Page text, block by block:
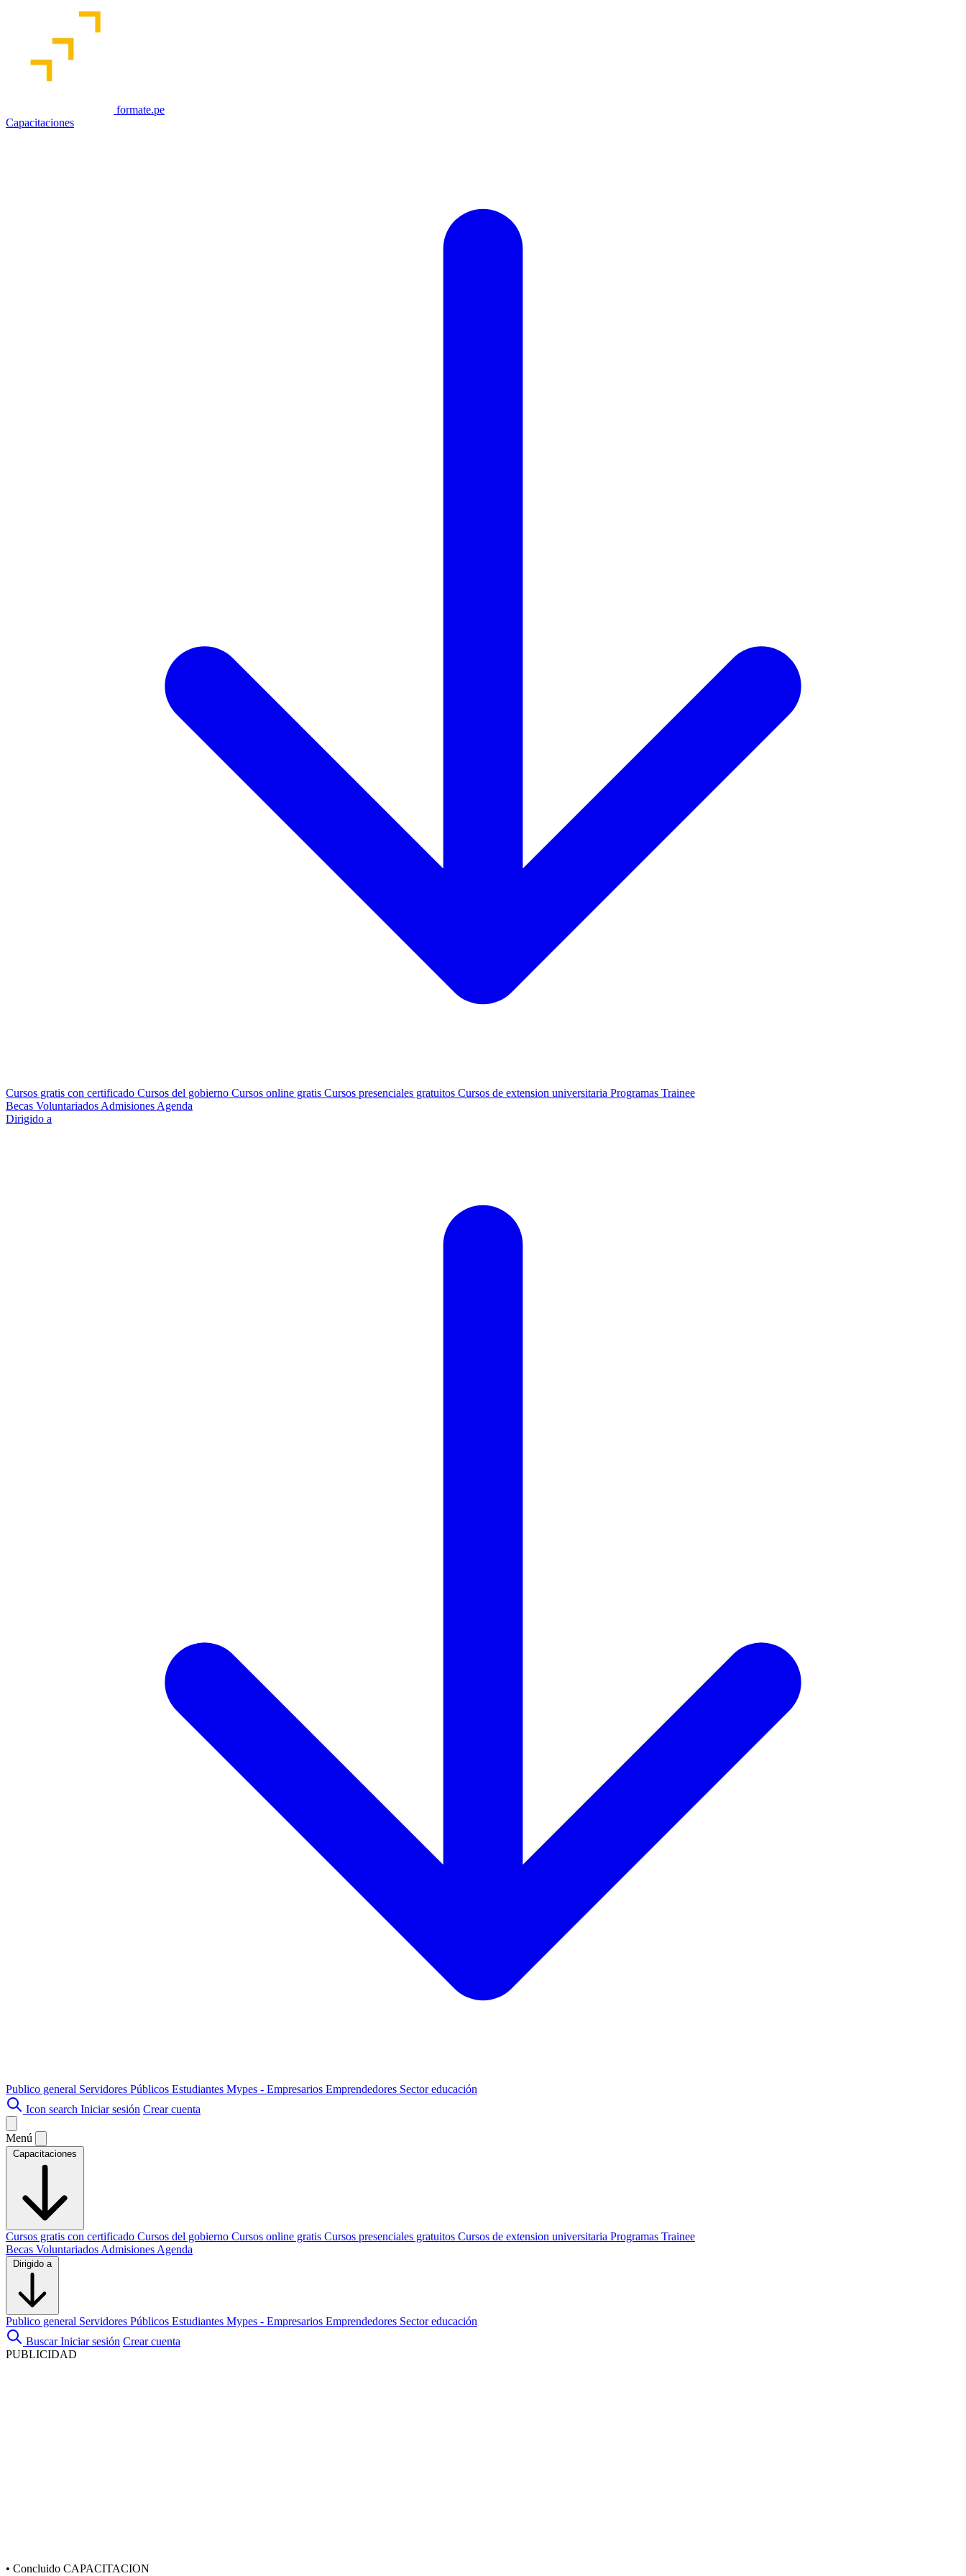
formate.pe
Capacitaciones
Cursos gratis con certificado Cursos del gobierno Cursos online gratis Cursos presenciales gratuitos Cursos de extension universitaria Programas Trainee
Becas Voluntariados Admisiones Agenda
Dirigido a
Publico general Servidores Públicos Estudiantes Mypes - Empresarios Emprendedores Sector educación
Icon search Iniciar sesión Crear cuenta
Menú
Capacitaciones
Cursos gratis con certificado Cursos del gobierno Cursos online gratis Cursos presenciales gratuitos Cursos de extension universitaria Programas Trainee
Becas Voluntariados Admisiones Agenda
Dirigido a
Publico general Servidores Públicos Estudiantes Mypes - Empresarios Emprendedores Sector educación
Buscar Iniciar sesión Crear cuenta
PUBLICIDAD
• Concluido CAPACITACION